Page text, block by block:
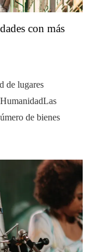
con más
de lugares
de bienes